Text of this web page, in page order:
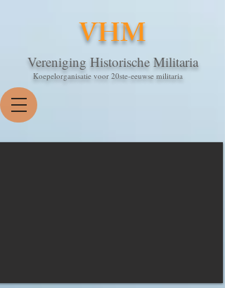
VHM
Vereniging Historische Militaria
Koepelorganisatie voor 20ste-eeuwse militaria